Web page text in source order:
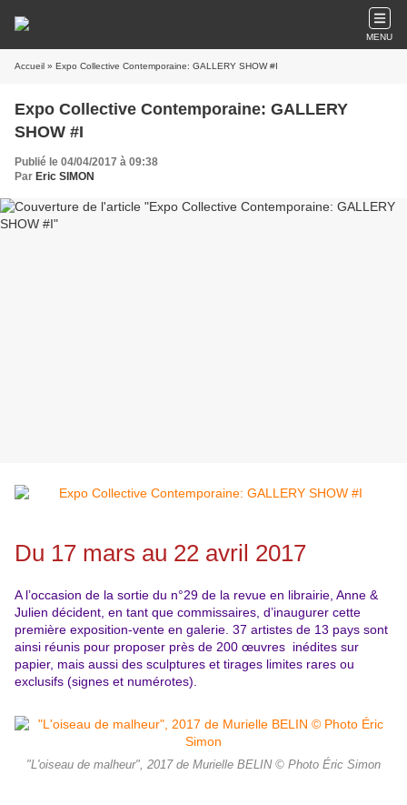
MENU
Accueil » Expo Collective Contemporaine: GALLERY SHOW #I
Expo Collective Contemporaine: GALLERY
SHOW #I
Publié le 04/04/2017 à 09:38
Par Eric SIMON
Du 17 mars au 22 avril 2017
A l’occasion de la sortie du n°29 de la revue en librairie, Anne &
Julien décident, en tant que commissaires, d’inaugurer cette
première exposition-vente en galerie. 37 artistes de 13 pays sont
ainsi réunis pour proposer près de 200 œuvres inédites sur
papier, mais aussi des sculptures et tirages limites rares ou
exclusifs (signes et numérotes).
"L'oiseau de malheur", 2017 de Murielle BELIN © Photo Éric Simon